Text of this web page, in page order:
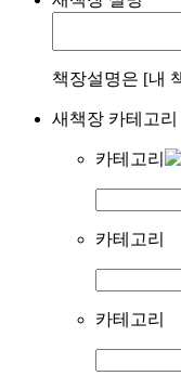
책장설명은 [내
새책장 카테고리
카테고리
카테고리
카테고리